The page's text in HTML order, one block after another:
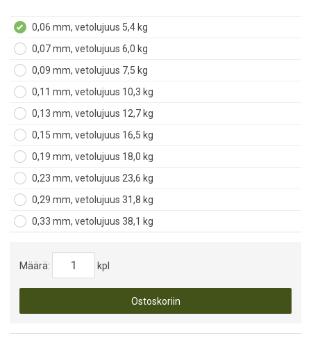
0,06 mm, vetolujuus 5,4 kg
0,07 mm, vetolujuus 6,0 kg
0,09 mm, vetolujuus 7,5 kg
0,11 mm, vetolujuus 10,3 kg
0,13 mm, vetolujuus 12,7 kg
0,15 mm, vetolujuus 16,5 kg
0,19 mm, vetolujuus 18,0 kg
0,23 mm, vetolujuus 23,6 kg
0,29 mm, vetolujuus 31,8 kg
0,33 mm, vetolujuus 38,1 kg
Määrä: kpl
Ostoskoriin